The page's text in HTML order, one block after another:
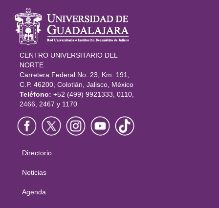
Información
del portal
CENTRO UNIVERSITARIO DEL
NORTE
Carretera Federal No. 23, Km. 191,
C.P. 46200, Colotlán, Jalisco, México
Teléfono: +52 (499) 9921333, 0110,
2466, 2467 y 1170
Menú
principal
Directorio
Noticias
Agenda